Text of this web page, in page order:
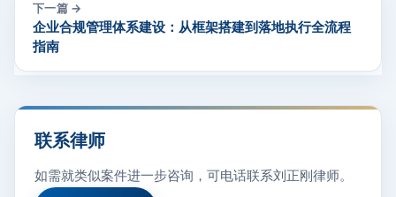
下一篇 →
企业合规管理体系建设：从框架搭建到落地执行全流程
指南
联系律师
如需就类似案件进一步咨询，可电话联系刘正刚律师。